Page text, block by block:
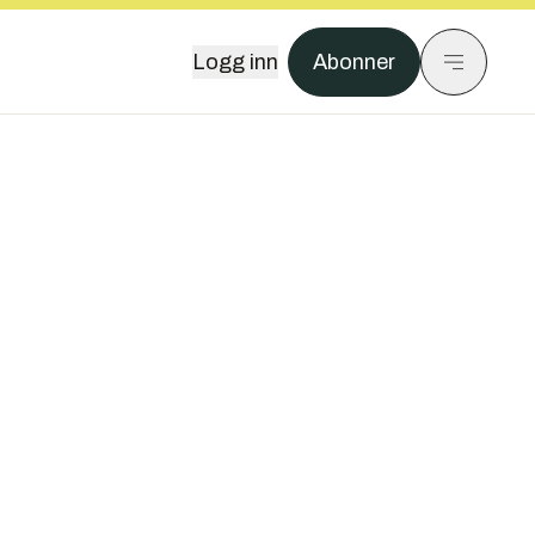
Logg inn Abonner